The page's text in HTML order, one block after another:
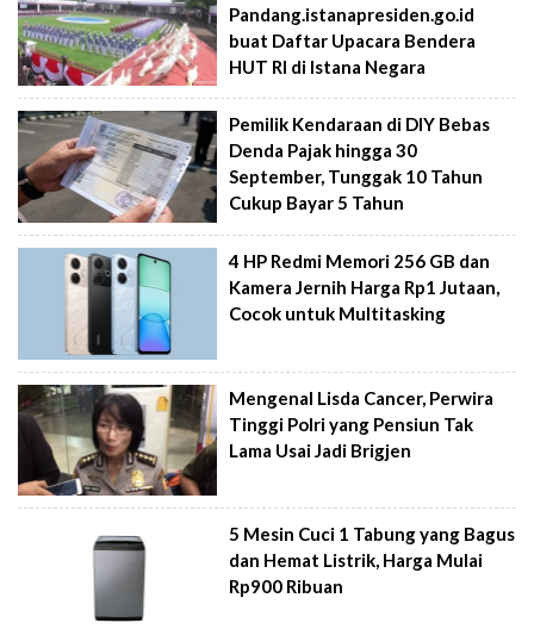
Pandang.istanapresiden.go.id
buat Daftar Upacara Bendera
HUT RI di Istana Negara
Pemilik Kendaraan di DIY Bebas
Denda Pajak hingga 30
September, Tunggak 10 Tahun
Cukup Bayar 5 Tahun
4 HP Redmi Memori 256 GB dan
Kamera Jernih Harga Rp1 Jutaan,
Cocok untuk Multitasking
Mengenal Lisda Cancer, Perwira
Tinggi Polri yang Pensiun Tak
Lama Usai Jadi Brigjen
5 Mesin Cuci 1 Tabung yang Bagus
dan Hemat Listrik, Harga Mulai
Rp900 Ribuan